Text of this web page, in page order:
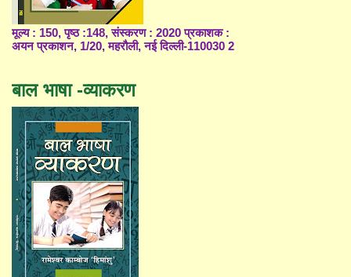
मूल्य : 150, पृष्ठ :148, संस्करण : 2020 प्रकाशक :
अयन प्रकाशन, 1/20, महरौली, नई दिल्ली-110030 2
बाल भाषा -व्याकरण